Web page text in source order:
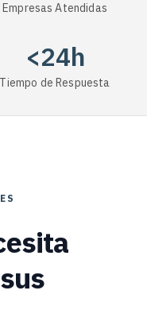
Empresas Atendidas
<24h
Tiempo de Respuesta